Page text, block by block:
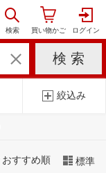
絞込み
おすすめ順 標準